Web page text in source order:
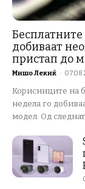
добиваат
пристап до
Мишо Лекиќ -
Корисниците на
недела го
модел. Од